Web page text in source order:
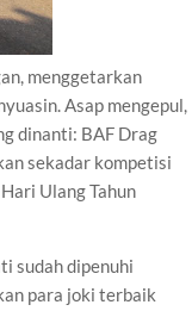
menggetarkan
Asap mengepul,
dinanti: BAF Drag
sekadar kompetisi
Ulang Tahun
sudah dipenuhi
para joki terbaik